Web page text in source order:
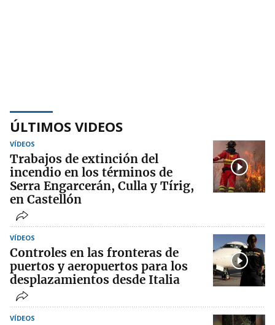
ÚLTIMOS VIDEOS
VÍDEOS
Trabajos de extinción del
incendio en los términos de
Serra Engarcerán, Culla y Tírig,
en Castellón
VÍDEOS
Controles en las fronteras de
puertos y aeropuertos para los
desplazamientos desde Italia
VÍDEOS